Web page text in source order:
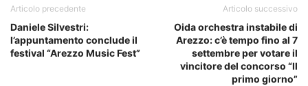
Articolo precedente
Daniele Silvestri:
l’appuntamento conclude il
festival “Arezzo Music Fest”
Articolo successivo
Oida orchestra instabile di
Arezzo: c’è tempo fino al 7
settembre per votare il
vincitore del concorso “Il
primo giorno”